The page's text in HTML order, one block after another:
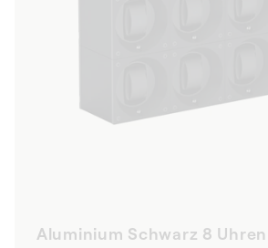
Aluminium Schwarz 8 Uhren